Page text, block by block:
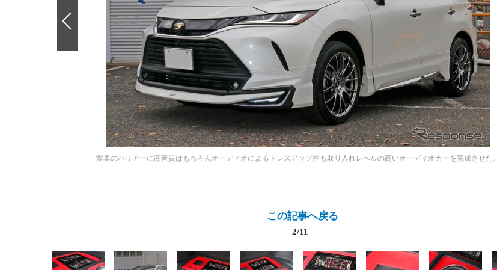
愛車のハリアーに高音質はもちろんオーディオによるドレスアップ性も取り入れレベルの高いオーディオカーを完成させた。
この記事へ戻る
2/11